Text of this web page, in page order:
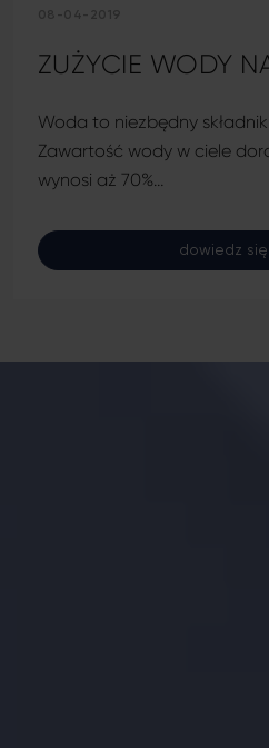
ZUŻYCIE WODY
Woda to niezbędny
Zawartość wody w ciele
wynosi aż 70%…
dowiedz